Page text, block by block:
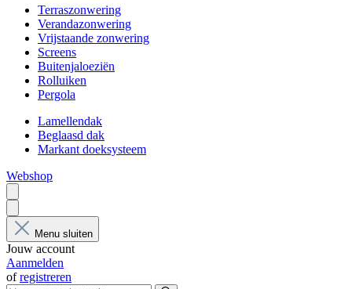
Terraszonwering
Verandazonwering
Vrijstaande zonwering
Screens
Buitenjaloeziën
Rolluiken
Pergola
Lamellendak
Beglaasd dak
Markant doeksysteem
Webshop
Menu sluiten
Jouw account
Aanmelden
ofregistreren